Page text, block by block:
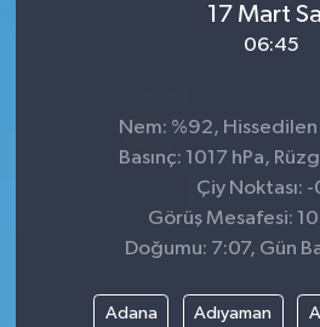
17 Mart
06:45
Nem: %92, Hissedilen
Basınç: 1017 hPa,
Çiy Noktası: -
Görüş Mesafesi:
Doğumu: 7:07, Gün
Adana Adıyaman